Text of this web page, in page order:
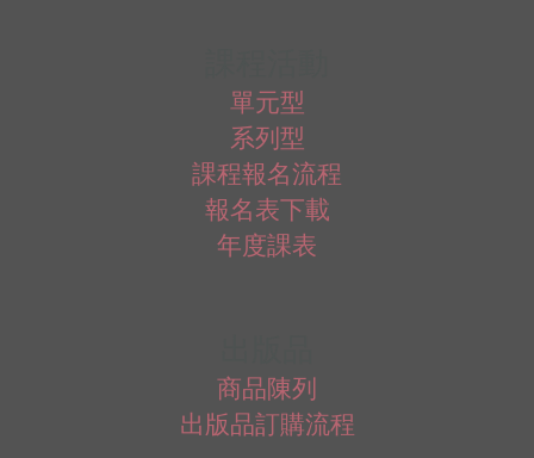
單元型
系列型
課程報名流程
報名表下載
年度課表
商品陳列
出版品訂購流程